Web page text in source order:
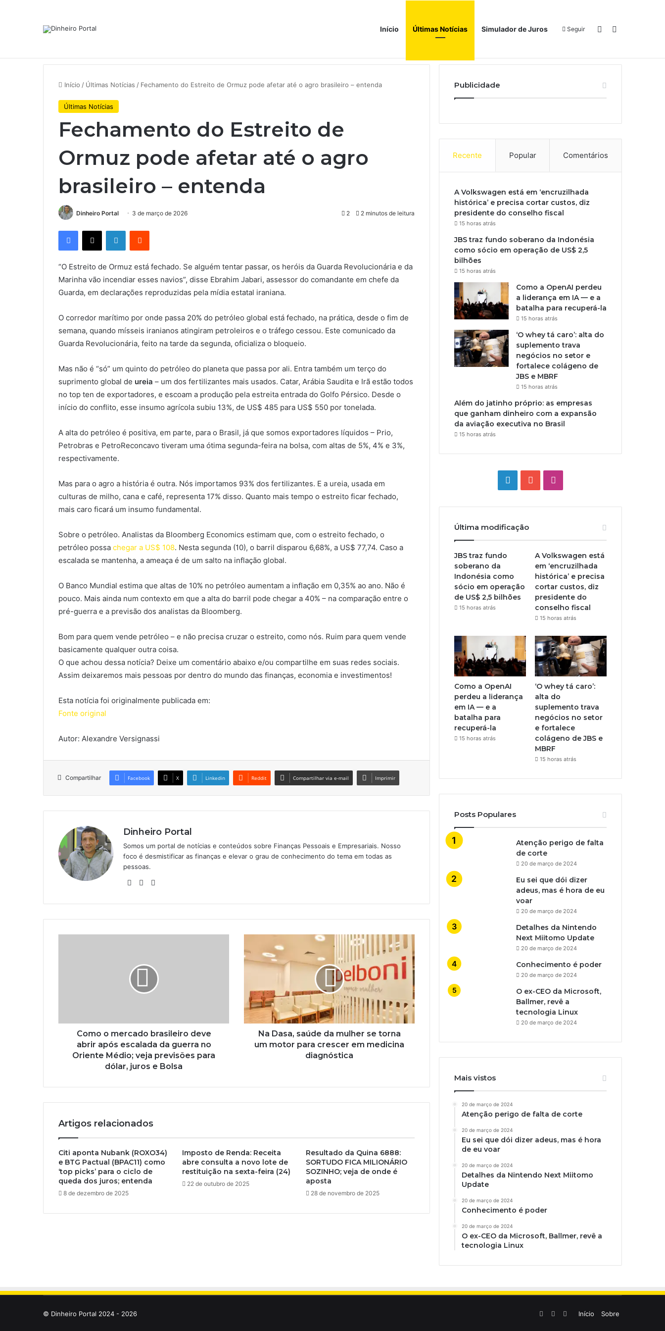
Início Últimas Notícias Simulador de Juros Seguir Switch skin
A Volkswagen está em ‘encruzilhada histórica’ e precisa cortar custos, diz presidente do conselho fiscal
Início / Últimas Notícias / Fechamento do Estreito de Ormuz pode afetar até o agro brasileiro – entenda
Últimas Notícias
Fechamento do Estreito de
Ormuz pode afetar até o agro
brasileiro – entenda
Dinheiro Portal 3 de março de 2026 2 2 minutos de leitura
Facebook
X LinkedinReddit
“O Estreito de Ormuz está fechado. Se alguém tentar passar, os heróis da Guarda Revolucionária e da
Marinha vão incendiar esses navios”, disse Ebrahim Jabari, assessor do comandante em chefe da
Guarda, em declarações reproduzidas pela mídia estatal iraniana.
O corredor marítimo por onde passa 20% do petróleo global está fechado, na prática, desde o fim de
semana, quando mísseis iranianos atingiram petroleiros e o tráfego cessou. Este comunicado da
Guarda Revolucionária, feito na tarde da segunda, oficializa o bloqueio.
Mas não é “só” um quinto do petróleo do planeta que passa por ali. Entra também um terço do
suprimento global de ureia – um dos fertilizantes mais usados. Catar, Arábia Saudita e Irã estão todos
no top ten de exportadores, e escoam a produção pela estreita entrada do Golfo Pérsico. Desde o
início do conflito, esse insumo agrícola subiu 13%, de US$ 485 para US$ 550 por tonelada.
A alta do petróleo é positiva, em parte, para o Brasil, já que somos exportadores líquidos – Prio,
Petrobras e PetroReconcavo tiveram uma ótima segunda-feira na bolsa, com altas de 5%, 4% e 3%,
respectivamente.
Mas para o agro a história é outra. Nós importamos 93% dos fertilizantes. E a ureia, usada em
culturas de milho, cana e café, representa 17% disso. Quanto mais tempo o estreito ficar fechado,
mais caro ficará um insumo fundamental.
Sobre o petróleo. Analistas da Bloomberg Economics estimam que, com o estreito fechado, o
petróleo possa chegar a US$ 108. Nesta segunda (10), o barril disparou 6,68%, a US$ 77,74. Caso a
escalada se mantenha, a ameaça é de um salto na inflação global.
O Banco Mundial estima que altas de 10% no petróleo aumentam a inflação em 0,35% ao ano. Não é
pouco. Mais ainda num contexto em que a alta do barril pode chegar a 40% – na comparação entre o
pré-guerra e a previsão dos analistas da Bloomberg.
Bom para quem vende petróleo – e não precisa cruzar o estreito, como nós. Ruim para quem vende
basicamente qualquer outra coisa.
O que achou dessa notícia? Deixe um comentário abaixo e/ou compartilhe em suas redes sociais.
Assim deixaremos mais pessoas por dentro do mundo das finanças, economia e investimentos!
Esta notícia foi originalmente publicada em:
Fonte original
Autor: Alexandre Versignassi
Compartilhar Facebook X Linkedin Reddit Compartilhar via e-mail Imprimir
Dinheiro Portal
Somos um portal de notícias e conteúdos sobre Finanças Pessoais e Empresariais. Nosso
foco é desmistificar as finanças e elevar o grau de conhecimento do tema em todas as
pessoas.
WebsiteLinkedin
Como o mercado brasileiro deve
abrir após escalada da guerra no
Oriente Médio; veja previsões para
dólar, juros e Bolsa
Na Dasa, saúde da mulher se torna
um motor para crescer em medicina
diagnóstica
Artigos relacionados
Citi aponta Nubank (ROXO34)
e BTG Pactual (BPAC11) como
‘top picks’ para o ciclo de
queda dos juros; entenda
8 de dezembro de 2025
Imposto de Renda: Receita
abre consulta a novo lote de
restituição na sexta-feira (24)
22 de outubro de 2025
Resultado da Quina 6888:
SORTUDO FICA MILIONÁRIO
SOZINHO; veja de onde é
aposta
28 de novembro de 2025
Publicidade
Recente Popular Comentários
A Volkswagen está em ‘encruzilhada
histórica’ e precisa cortar custos, diz
presidente do conselho fiscal
15 horas atrás
JBS traz fundo soberano da Indonésia
como sócio em operação de US$ 2,5
bilhões
15 horas atrás
Como a OpenAI perdeu
a liderança em IA — e a
batalha para recuperá-la
15 horas atrás
‘O whey tá caro’: alta do
suplemento trava
negócios no setor e
fortalece colágeno de
JBS e MBRF
15 horas atrás
Além do jatinho próprio: as empresas
que ganham dinheiro com a expansão
da aviação executiva no Brasil
15 horas atrás
LinkedinYouTube
Última modificação
JBS traz fundo
soberano da
Indonésia como
sócio em operação
de US$ 2,5 bilhões
15 horas atrás
A Volkswagen está
em ‘encruzilhada
histórica’ e precisa
cortar custos, diz
presidente do
conselho fiscal
15 horas atrás
Como a OpenAI
perdeu a liderança
em IA — e a
batalha para
recuperá-la
15 horas atrás
‘O whey tá caro’:
alta do
suplemento trava
negócios no setor
e fortalece
colágeno de JBS e
MBRF
15 horas atrás
Posts Populares
Atenção perigo de falta
de corte
20 de março de 2024
Eu sei que dói dizer
adeus, mas é hora de eu
voar
20 de março de 2024
Detalhes da Nintendo
Next Miitomo Update
20 de março de 2024
Conhecimento é poder
20 de março de 2024
O ex-CEO da Microsoft,
Ballmer, revê a
tecnologia Linux
20 de março de 2024
Mais vistos
20 de março de 2024
Atenção perigo de falta de corte
20 de março de 2024
Eu sei que dói dizer adeus, mas é hora
de eu voar
20 de março de 2024
Detalhes da Nintendo Next Miitomo
Update
20 de março de 2024
Conhecimento é poder
20 de março de 2024
O ex-CEO da Microsoft, Ballmer, revê a
tecnologia Linux
© Dinheiro Portal 2024 - 2026 Início Sobre
LinkedinYouTubeInstagram